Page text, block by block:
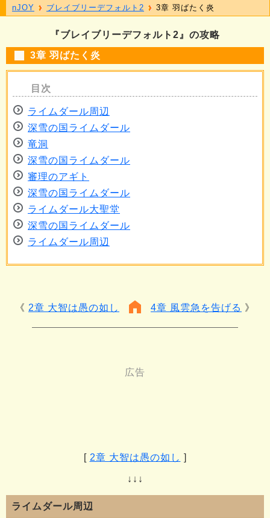
『ブレイブリーデフォルト2』の攻略
3章 羽ばたく炎
ライムダール周辺
深雪の国ライムダール
竜洞
深雪の国ライムダール
審理のアギト
深雪の国ライムダール
ライムダール大聖堂
深雪の国ライムダール
ライムダール周辺
2章 大智は愚の如し 4章 風雲急を告げる
[ 2章 大智は愚の如し ]
↓↓↓
ライムダール周辺
nJOY ブレイブリーデフォルト2 3章 羽ばたく炎